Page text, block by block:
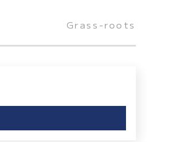
Grass-roots